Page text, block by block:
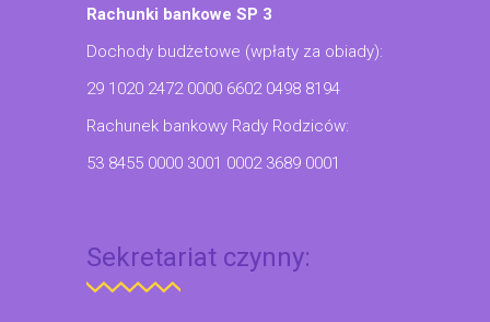
Rachunki bankowe SP 3
Dochody budżetowe (wpłaty za obiady):
29 1020 2472 0000 6602 0498 8194
Rachunek bankowy Rady Rodziców:
53 8455 0000 3001 0002 3689 0001
Sekretariat czynny: